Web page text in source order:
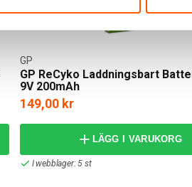
GP ReCyko Laddningsbart
9V 200mAh
GP
149,00 kr
LÄGG I VARUKORG
I webblager: 5 st